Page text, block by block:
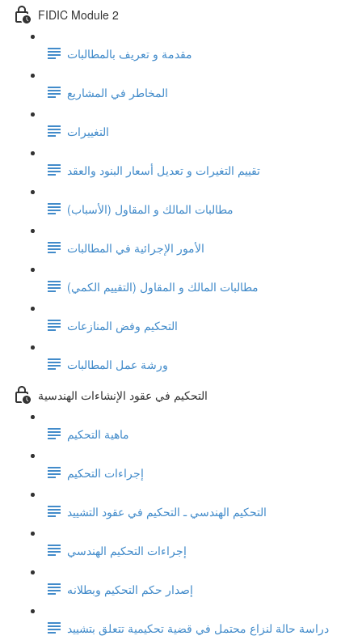
FIDIC Module 2
مقدمة و تعريف بالمطالبات
المخاطر في المشاريع
التغييرات
تقييم التغيرات و تعديل أسعار البنود والعقد
مطالبات المالك و المقاول (الأسباب)
الأمور الإجرائية في المطالبات
مطالبات المالك و المقاول (التقييم الكمي)
التحكيم وفض المنازعات
ورشة عمل المطالبات
التحكيم في عقود الإنشاءات الهندسية
ماهية التحكيم
إجراءات التحكيم
التحكيم الهندسي ـ التحكيم في عقود التشييد
إجراءات التحكيم الهندسي
إصدار حكم التحكيم وبطلانه
دراسة حالة لنزاع محتمل في قضية تحكيمية تتعلق بتشييد